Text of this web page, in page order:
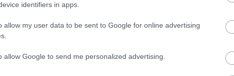
identifiers in apps.
allow my user data to be sent to Google for online advertising
allow Google to send me personalized advertising.
és a stáb kedvességéről is ejtett pár szót, akik az
meg a forgatásról. Mindannyian